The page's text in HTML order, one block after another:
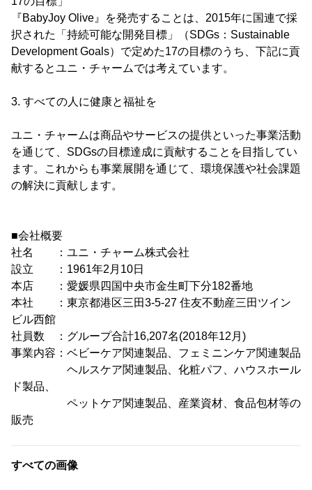
『BabyJoy Olive』を発売することは、2015年に国連で採
択された「持続可能な開発目標」（SDGs：Sustainable
Development Goals）で定めた17の目標のうち、下記に貢
献するとユニ・チャームでは考えています。
3. すべての人に健康と福祉を
ユニ・チャームは商品やサービスの提供といった事業活動
を通じて、SDGsの目標達成に貢献することを目指してい
ます。これからも事業展開を通じて、環境保護や社会課題
の解決に貢献します。
■会社概要
社名 ：ユニ・チャーム株式会社
設立 ：1961年2月10日
本店 ：愛媛県四国中央市金生町下分182番地
本社 ：東京都港区三田3-5-27 住友不動産三田ツイン
ビル西館
社員数 ：グループ合計16,207名(2018年12月)
事業内容：ベビーケア関連製品、フェミニンケア関連製品
ヘルスケア関連製品、化粧パフ、ハウスホール
ド製品、
ペットケア関連製品、産業資材、食品包材等の
販売
すべての画像